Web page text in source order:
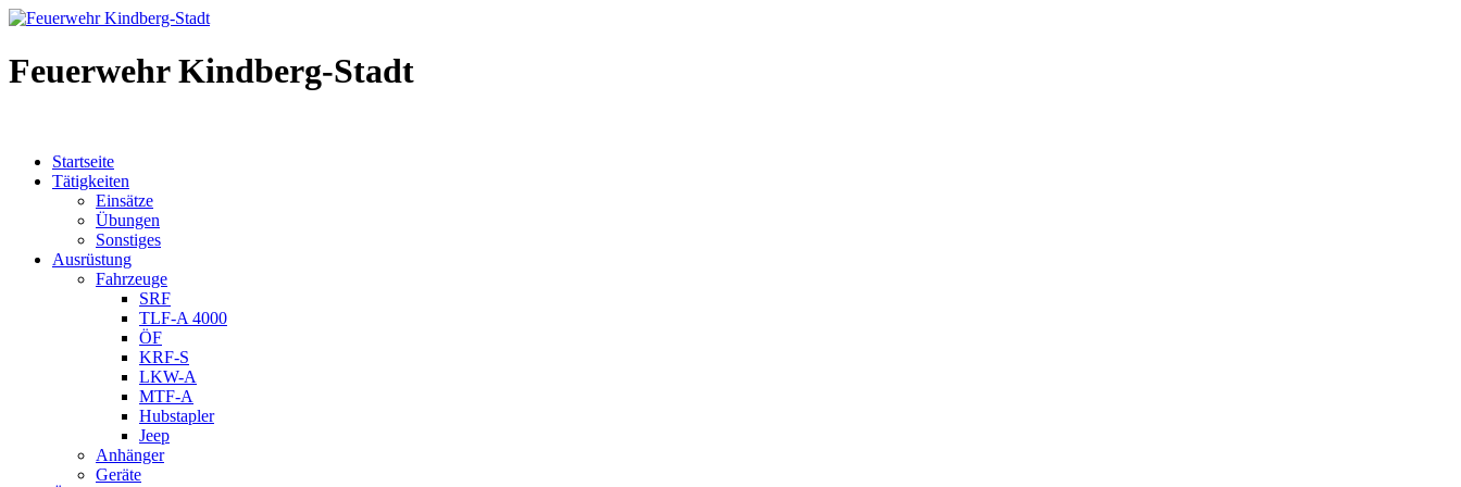
Feuerwehr Kindberg-Stadt
Startseite
Tätigkeiten
Einsätze
Übungen
Sonstiges
Ausrüstung
Fahrzeuge
SRF
TLF-A 4000
ÖF
KRF-S
LKW-A
MTF-A
Hubstapler
Jeep
Anhänger
Geräte